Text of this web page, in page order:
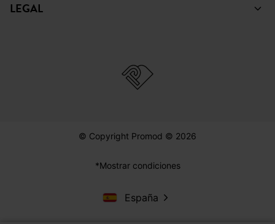
LEGAL
© Copyright Promod © 2026
*Mostrar condiciones
España